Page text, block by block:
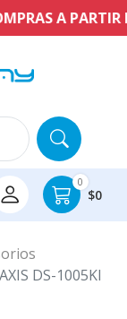
A PARTIR
0
$0
DS-1005KI